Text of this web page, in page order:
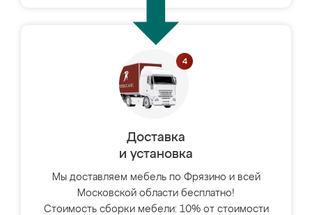
Доставка
и установка
Мы доставляем мебель по Фрязино и всей
Московской области бесплатно!
Стоимость сборки мебели: 10% от стоимости